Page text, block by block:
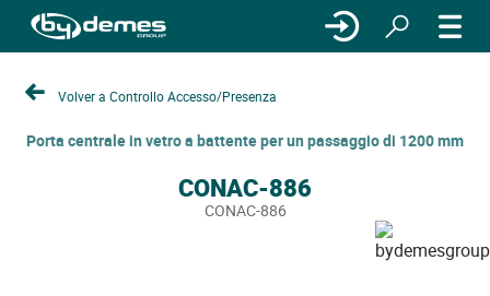
Volver a Controllo Accesso/Presenza
Porta centrale in vetro a battente per un passaggio di 1200 mm
CONAC-886
CONAC-886